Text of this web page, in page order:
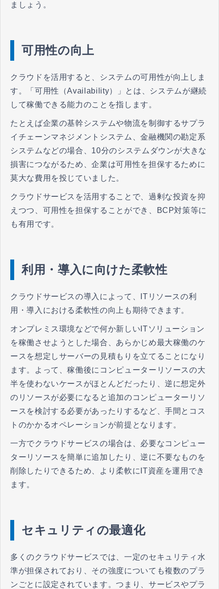
ましょう。
可用性の向上
クラウドを活用すると、システムの可用性が向上しま
す。「可用性（Availability）」とは、システムが継続
して稼働できる能力のことを指します。
たとえば企業の基幹システムや物流を制御するサプラ
イチェーンマネジメントシステム、金融機関の勘定系
システムなどの場合、10分のシステムダウンが大きな
損害につながるため、企業は可用性を担保するために
莫大な費用を投じていました。
クラウドサービスを活用することで、過剰な投資を抑
えつつ、可用性を担保することができ、BCP対策等に
も有用です。
利用・導入に向けた柔軟性
クラウドサービスの導入によって、ITリソースの利
用・導入における柔軟性の向上も期待できます。
オンプレミス環境などで何か新しいITソリューション
を稼働させようとした場合、あらかじめ最大稼働のケ
ースを想定しサーバーの見積もりを立てることになり
ます。よって、稼働後にコンピューターリソースの大
半を使わないケースがほとんどだったり、逆に想定外
のリソースが必要になると追加のコンピューターリソ
ースを検討する必要があったりするなど、手間とコス
トのかかるオペレーションが前提となります。
一方でクラウドサービスの場合は、必要なコンピュー
ターリソースを簡単に追加したり、逆に不要なものを
削除したりできるため、より柔軟にIT資産を運用でき
ます。
セキュリティの最適化
多くのクラウドサービスでは、一定のセキュリティ水
準が担保されており、その強度についても複数のプラ
ンごとに設定されています。つまり、サービスやプラ